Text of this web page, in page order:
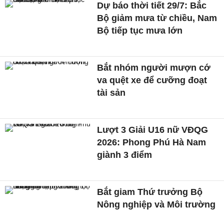
Dự báo thời tiết 29/7: Bắc
Bộ giảm mưa từ chiều, Nam
Bộ tiếp tục mưa lớn
Bắt nhóm người mượn cớ
va quệt xe để cưỡng đoạt
tài sản
Lượt 3 Giải U16 nữ VĐQG
2026: Phong Phú Hà Nam
giành 3 điểm
Bắt giam Thứ trưởng Bộ
Nông nghiệp và Môi trường